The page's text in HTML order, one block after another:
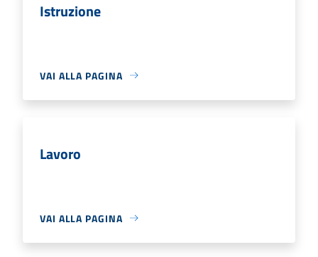
Istruzione
VAI ALLA PAGINA
Lavoro
VAI ALLA PAGINA